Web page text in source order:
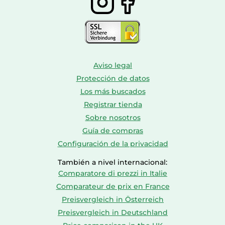
Aviso legal
Protección de datos
Los más buscados
Registrar tienda
Sobre nosotros
Guía de compras
Configuración de la privacidad
También a nivel internacional:
Comparatore di prezzi in Italie
Comparateur de prix en France
Preisvergleich in Österreich
Preisvergleich in Deutschland